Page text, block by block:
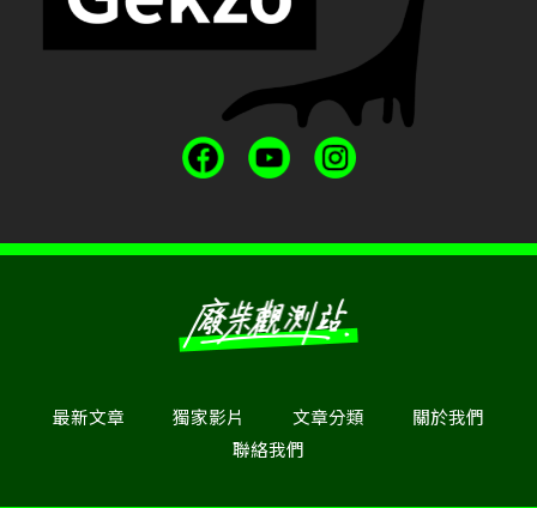
最新文章 獨家影片 文章分類
關於我們
聯絡我們